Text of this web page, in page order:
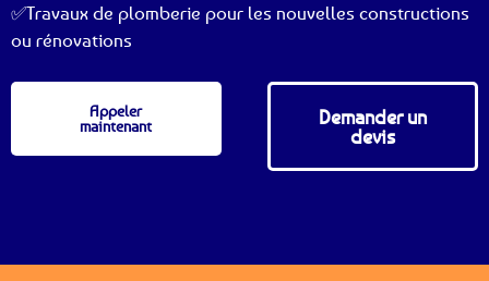
✅Travaux de plomberie pour les nouvelles constructions
ou rénovations
Appeler
maintenant
Demander un
devis